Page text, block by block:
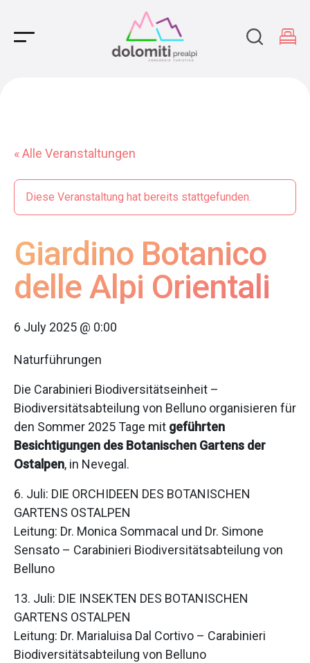
Main Navigation
« Alle Veranstaltungen
Diese Veranstaltung hat bereits stattgefunden.
Giardino Botanico
delle Alpi Orientali
6 July 2025 @ 0:00
Naturführungen
Die Carabinieri Biodiversitätseinheit –
Biodiversitätsabteilung von Belluno organisieren für
den Sommer 2025 Tage mit geführten
Besichtigungen des Botanischen Gartens der
Ostalpen, in Nevegal.
6. Juli: DIE ORCHIDEEN DES BOTANISCHEN
GARTENS OSTALPEN
Leitung: Dr. Monica Sommacal und Dr. Simone
Sensato – Carabinieri Biodiversitätsabteilung von
Belluno
13. Juli: DIE INSEKTEN DES BOTANISCHEN
GARTENS OSTALPEN
Leitung: Dr. Marialuisa Dal Cortivo – Carabinieri
Biodiversitätsabteilung von Belluno